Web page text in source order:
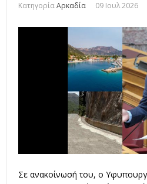
ΚατηγορίαΑρκαδία 09 Ιουλ 2026
Σε ανακοίνωσή του, ο